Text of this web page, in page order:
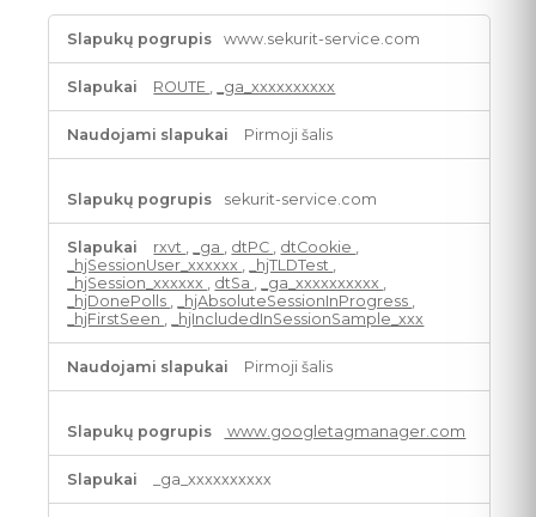
Našumo
slapukai
www.sekurit-service.com
ROUTE _ga_xxxxxxxxxx
Pirmoji šalis
sekurit-service.com
rxvt _ga dtPC dtCookie
_hjSessionUser_xxxxxx
_hjTLDTest
_hjSession_xxxxxx
dtSa _ga_xxxxxxxxxx
_hjDonePolls
_hjAbsoluteSessionInProgress
_hjFirstSeen
_hjIncludedInSessionSample_xxx
Pirmoji šalis
www.googletagmanager.com
_ga_xxxxxxxxxx